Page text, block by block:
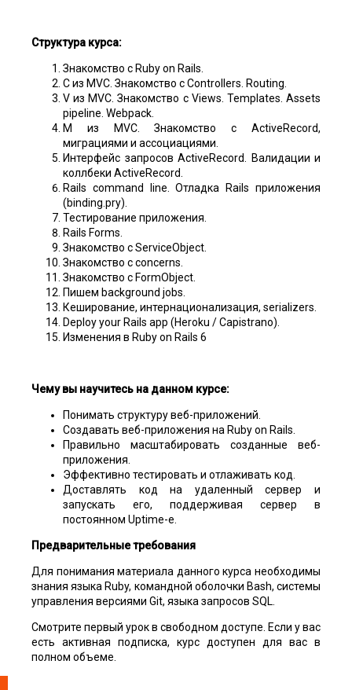
Структура курса:
Знакомство с Ruby on Rails.
C из MVC. Знакомство с Controllers. Routing.
V из MVC. Знакомство с Views. Templates. Assets
pipeline. Webpack.
M из MVC. Знакомство с ActiveRecord,
миграциями и ассоциациями.
Интерфейс запросов ActiveRecord. Валидации и
коллбеки ActiveRecord.
Rails command line. Отладка Rails приложения
(binding.pry).
Тестирование приложения.
Rails Forms.
Знакомство с ServiceObject.
Знакомство с concerns.
Знакомство с FormObject.
Пишем background jobs.
Кеширование, интернационализация, serializers.
Deploy your Rails app (Heroku / Capistrano).
Изменения в Ruby on Rails 6
Чему вы научитесь на данном курсе:
Понимать структуру веб-приложений.
Создавать веб-приложения на Ruby on Rails.
Правильно масштабировать созданные веб-
приложения.
Эффективно тестировать и отлаживать код.
Доставлять код на удаленный сервер и
запускать его, поддерживая сервер в
постоянном Uptime-е.
Предварительные требования
Для понимания материала данного курса необходимы
знания языка Ruby, командной оболочки Bash, системы
управления версиями Git, языка запросов SQL.
Смотрите первый урок в свободном доступе. Если у вас
есть активная подписка, курс доступен для вас в
полном объеме.